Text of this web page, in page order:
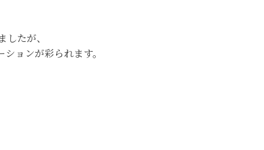
たが、
ョンが彩られます。